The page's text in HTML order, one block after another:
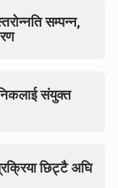
सम्पन्न,
संयुक्त
छिट्टै अघि